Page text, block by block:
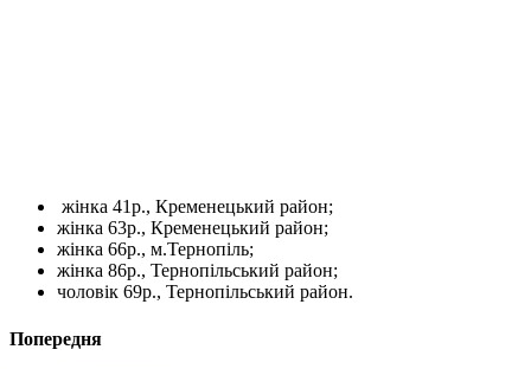
жінка 41р., Кременецький район;
жінка 63р., Кременецький район;
жінка 66р., м.Тернопіль;
жінка 86р., Тернопільський район;
чоловік 69р., Тернопільський район.
Попередня